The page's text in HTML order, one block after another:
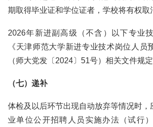
期取得毕业证和学位证者，学校将有权取
2026年新进副高级（不含）以下专业
《天津师范大学新进专业技术岗位人员
（师大党发〔2024〕51号）相关文件规定
（七）递补
体检及以后环节出现自动放弃等情况时，
业单位公开招聘人员实施办法（试行